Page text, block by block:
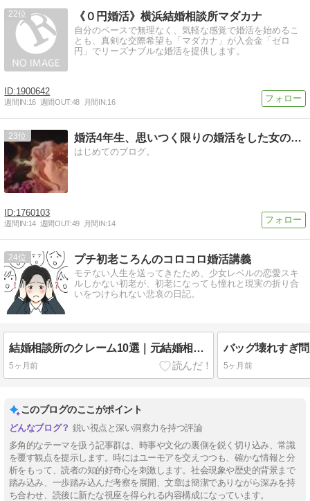
22 《０円婚活》横浜結婚相談所マダカナ
自分のペースで無理なく、気軽な感覚で婚活を始めるこ
とも、真剣な交際希望も「マダカナ」が入会金「ゼロ
円」でリーズナブルな婚活を提供します。
1900642
週間IN:16 週間OUT:48 月間IN:16
23 婚活4年生、思いつく限りの婚活をした女の活動記
はじめてのブログ。
1760103
週間IN:14 週間OUT:49 月間IN:14
24 プチ初老ころんのコロコロ婚活講義
モテない人生を送ってきたため、少女レベルの恋愛スキ
ルしかない初老が、初老になっても憧れと現実の折り合
いをつけられない悲哀の日記。
結婚相談所のクレーム10選｜元結婚相談員が見た実態
5ヶ月前 5ヶ月前
このブログのここがポイント
鋭い視点と深い洞察力を持つ評論
多角的なテーマを扱う記事群は、時事や文化の裏側を鋭く切り込み、常識
を覆す観点を提示します。時にはユーモアを交えつつも、確かな情報と分
析をもって、読者の知的好奇心を刺激します。社会現象や歴史的背景まで
踏み込み、一歩踏み込んだ考察を展開、文章は簡潔でありながら深みを持
ち合わせ、読後に新たな視座を得られる内容構成になっています。